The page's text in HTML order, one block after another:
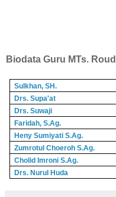
Biodata Guru MTs.
Sulkhan, SH.
Drs. Supa'at
Drs. Suwaji
Faridah, S.Ag.
Heny Sumiyati S.Ag.
Zumrotul Choeroh S.Ag.
Cholid Imroni S.Ag.
Drs. Nurul Huda